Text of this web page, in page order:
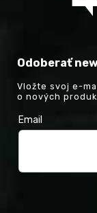
Odoberať
Vložte svoj e-
o nových
Email